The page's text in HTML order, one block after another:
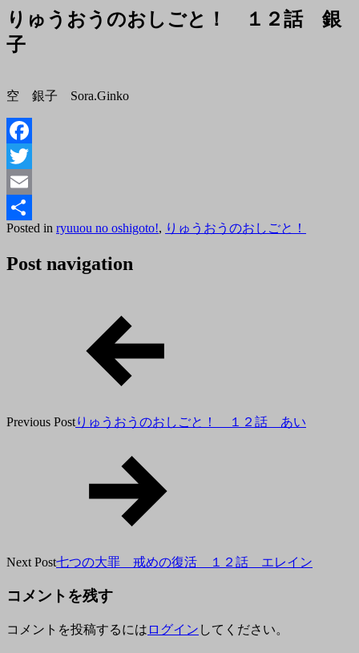
りゅうおうのおしごと！ １２話 銀
子
空 銀子 Sora.Ginko
Facebook
Twitter
Email
共
有
Posted
2018
年
Posted in ryuuou no oshigoto!, りゅうおうのおしごと！
Post navigation
Previous Postりゅうおうのおしごと！ １２話 あい
Next Post七つの大罪 戒めの復活 １２話 エレイン
コメントを残す
コメントを投稿するには ログイン してください。